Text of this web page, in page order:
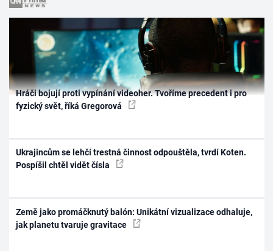
Hráči bojují proti vypínání videoher. Tvoříme precedent i pro
fyzický svět, říká Gregorová
Ukrajincům se lehčí trestná činnost odpouštěla, tvrdí Koten.
Pospíšil chtěl vidět čísla
Země jako promáčknutý balón: Unikátní vizualizace odhaluje,
jak planetu tvaruje gravitace